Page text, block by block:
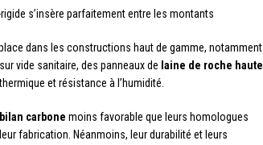
s’insère parfaitement entre les montants
dans les constructions haut de gamme, notamment
vide sanitaire, des panneaux de laine de roche haute
et résistance à l’humidité.
bilan carbone moins favorable que leurs homologues
fabrication. Néanmoins, leur durabilité et leurs